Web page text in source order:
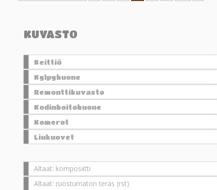
KUVASTO
Keittiö
Kylpyhuone
Remonttikuvasto
Kodinhoitohuone
Komerot
Liukuovet
Altaat: komposiitti
Altaat: ruostumaton teräs (rst)